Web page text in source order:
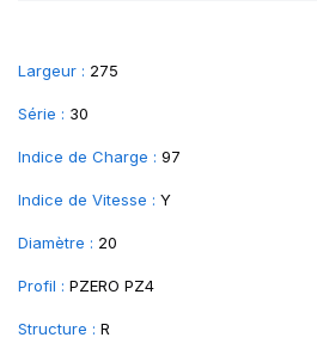
Largeur : 275
Série : 30
Indice de Charge : 97
Indice de Vitesse : Y
Diamètre : 20
Profil : PZERO PZ4
Structure : R